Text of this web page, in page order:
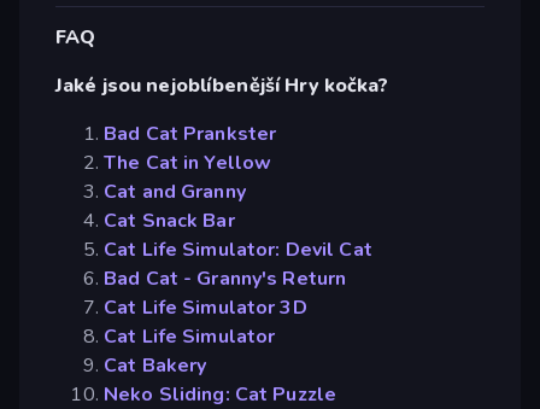
FAQ
Jaké jsou nejoblíbenější Hry kočka?
Bad Cat Prankster
The Cat in Yellow
Cat and Granny
Cat Snack Bar
Cat Life Simulator: Devil Cat
Bad Cat - Granny's Return
Cat Life Simulator 3D
Cat Life Simulator
Cat Bakery
Neko Sliding: Cat Puzzle